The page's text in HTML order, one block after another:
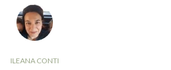
ILEANA CONTI